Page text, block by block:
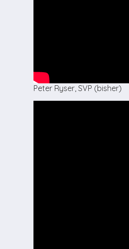
Peter Ryser, SVP (bisher)